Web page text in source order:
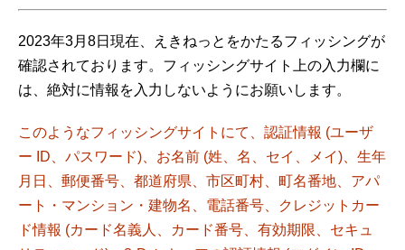
2023年3月8日現在、えきねっとをかたるフィッシングが
確認されております。フィッシングサイト上の入力欄に
は、絶対に情報を入力しないようにお願いします。
このようなフィッシングサイトにて、認証情報 (ユーザ
ー ID、パスワード)、お名前 (姓、名、セイ、メイ)、生年
月日、郵便番号、都道府県、市区町村、町名番地、アパ
ート・マンション・建物名、電話番号、クレジットカー
ド情報 (カード名義人、カード番号、有効期限、セキュ